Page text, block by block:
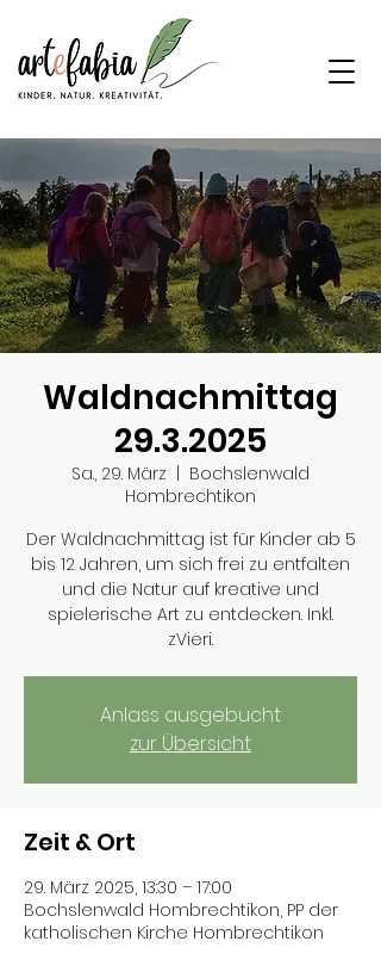
Waldnachmittag
29.3.2025
Sa., 29. März
Bochslenwald
Hombrechtikon
Der Waldnachmittag ist für Kinder ab 5
bis 12 Jahren, um sich frei zu entfalten
und die Natur auf kreative und
spielerische Art zu entdecken. Inkl.
zVieri.
Anlass ausgebucht
zur Übersicht
Zeit & Ort
29. März 2025, 13:30 – 17:00
Bochslenwald Hombrechtikon, PP der
katholischen Kirche Hombrechtikon